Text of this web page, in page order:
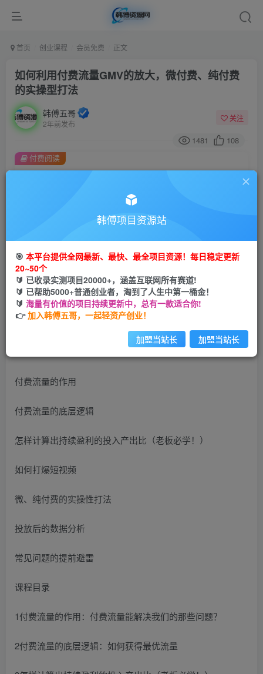
首页 创业课程 会员免费 正文
如何利用付费流量GMV的放大，微付费、纯付费
的实操型打法
韩傅五哥
2年前发布
关注
1481 108
金币9.9金币99
立即购买
您当前未登录！建议登陆后购买，可保存购买订单
付费阅读
付费流量的作用
付费流量的底层逻辑
怎样计算出持续盈利的投入产出比（老板必学！）
如何打爆短视频
微、纯付费的实操性打法
投放后的数据分析
常见问题的提前避雷
课程目录
1付费流量的作用：付费流量能解决我们的那些问题？
2付费流量的底层逻辑：如何获得最优流量
韩傅项目资源站
🎯 本平台提供全网最新、最快、最全项目资源！每日稳定更新
20~50个
🔰 已收录实测项目20000+，涵盖互联网所有赛道!
🔰 已帮助5000+普通创业者，淘到了人生中第一桶金！
🔰 海量有价值的项目持续更新中，总有一款适合你!
👉加入韩傅五哥，一起轻资产创业！
加盟当站长 加盟当站长